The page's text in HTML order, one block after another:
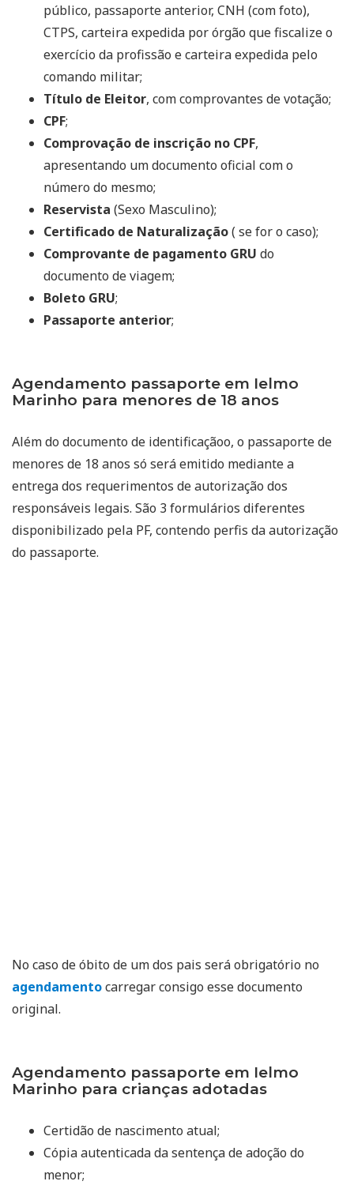
público, passaporte anterior, CNH (com foto),
CTPS, carteira expedida por órgão que fiscalize o
exercício da profissão e carteira expedida pelo
comando militar;
Título de Eleitor, com comprovantes de votação;
CPF;
Comprovação de inscrição no CPF,
apresentando um documento oficial com o
número do mesmo;
Reservista (Sexo Masculino);
Certificado de Naturalização( se for o caso);
Comprovante de pagamento GRU do
documento de viagem;
Boleto GRU;
Passaporte anterior;
Agendamento passaporte em Ielmo
Marinho para menores de 18 anos
Além do documento de identificaçãoo, o passaporte de
menores de 18 anos só será emitido mediante a
entrega dos requerimentos de autorização dos
responsáveis legais. São 3 formulários diferentes
disponibilizado pela PF, contendo perfis da autorização
do passaporte.
No caso de óbito de um dos pais será obrigatório no
agendamentocarregar consigo esse documento
original.
Agendamento passaporte em Ielmo
Marinho para crianças adotadas
Certidão de nascimento atual;
Cópia autenticada da sentença de adoção do
menor;